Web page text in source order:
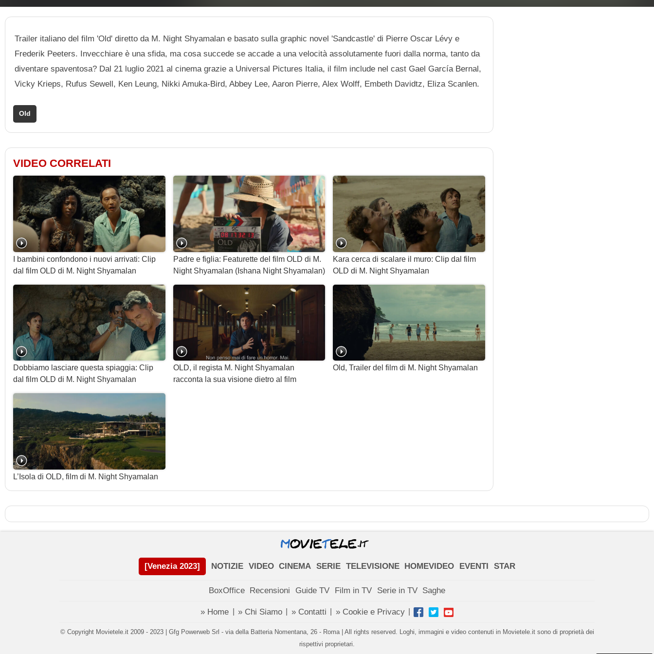
Trailer italiano del film 'Old' diretto da M. Night Shyamalan e basato sulla graphic novel 'Sandcastle' di Pierre Oscar Lévy e
Frederik Peeters. Invecchiare è una sfida, ma cosa succede se accade a una velocità assolutamente fuori dalla norma, tanto da
diventare spaventosa? Dal 21 luglio 2021 al cinema grazie a Universal Pictures Italia, il film include nel cast Gael García Bernal,
Vicky Krieps, Rufus Sewell, Ken Leung, Nikki Amuka-Bird, Abbey Lee, Aaron Pierre, Alex Wolff, Embeth Davidtz, Eliza Scanlen.
Old
VIDEO CORRELATI
I bambini confondono i nuovi arrivati: Clip
dal film OLD di M. Night Shyamalan
Padre e figlia: Featurette del film OLD di M.
Night Shyamalan (Ishana Night Shyamalan)
Kara cerca di scalare il muro: Clip dal film
OLD di M. Night Shyamalan
Dobbiamo lasciare questa spiaggia: Clip
dal film OLD di M. Night Shyamalan
OLD, il regista M. Night Shyamalan
racconta la sua visione dietro al film
Old, Trailer del film di M. Night Shyamalan
L’Isola di OLD, film di M. Night Shyamalan
[Venezia 2023] NOTIZIE VIDEO CINEMA SERIE TELEVISIONE HOMEVIDEO EVENTI STAR
BoxOffice Recensioni Guide TV Film in TV Serie in TV Saghe
» Home » Chi Siamo » Contatti » Cookie e Privacy
© Copyright Movietele.it 2009 - 2023 | Gfg Powerweb Srl - via della Batteria Nomentana, 26 - Roma | All rights reserved. Loghi, immagini e video contenuti in Movietele.it sono di proprietà dei
rispettivi proprietari.